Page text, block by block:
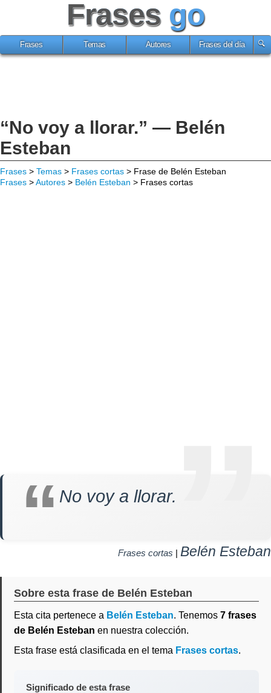
Frases go
Frases Temas Autores Frases del día
“No voy a llorar.” — Belén
Esteban
Frases > Temas > Frases cortas > Frase de Belén Esteban
Frases >Autores > Belén Esteban > Frases cortas
No voy a llorar.
Frases cortas | Belén Esteban
Sobre esta frase de Belén Esteban
Esta cita pertenece a Belén Esteban. Tenemos 7 frases
de Belén Esteban en nuestra colección.
Esta frase está clasificada en el tema Frases cortas.
Significado de esta frase